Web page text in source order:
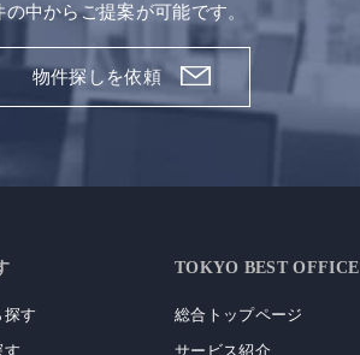
中からご提案が可能です。
物件探しを依頼
探す
す
TOKYO BEST OFFICE
総合トップページ
サービス紹介